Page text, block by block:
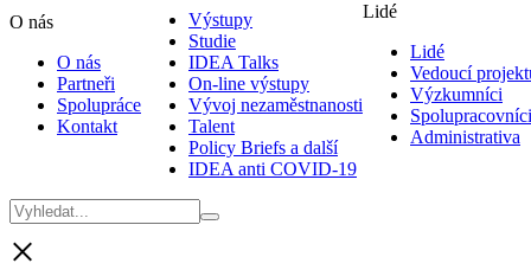
O nás
O nás
Partneři
Spolupráce
Kontakt
Výstupy
Studie
IDEA Talks
On-line výstupy
Vývoj nezaměstnanosti
Talent
Policy Briefs a další
IDEA anti COVID-19
Lidé
Lidé
Vedoucí
Výzkumníci
Spolupracovníci
Administrativa
×